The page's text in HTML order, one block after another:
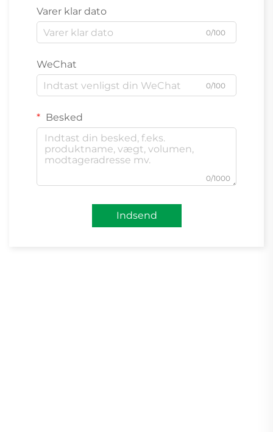
Varer klar dato
0/100
WeChat
0/100
Besked
0/1000
Indsend